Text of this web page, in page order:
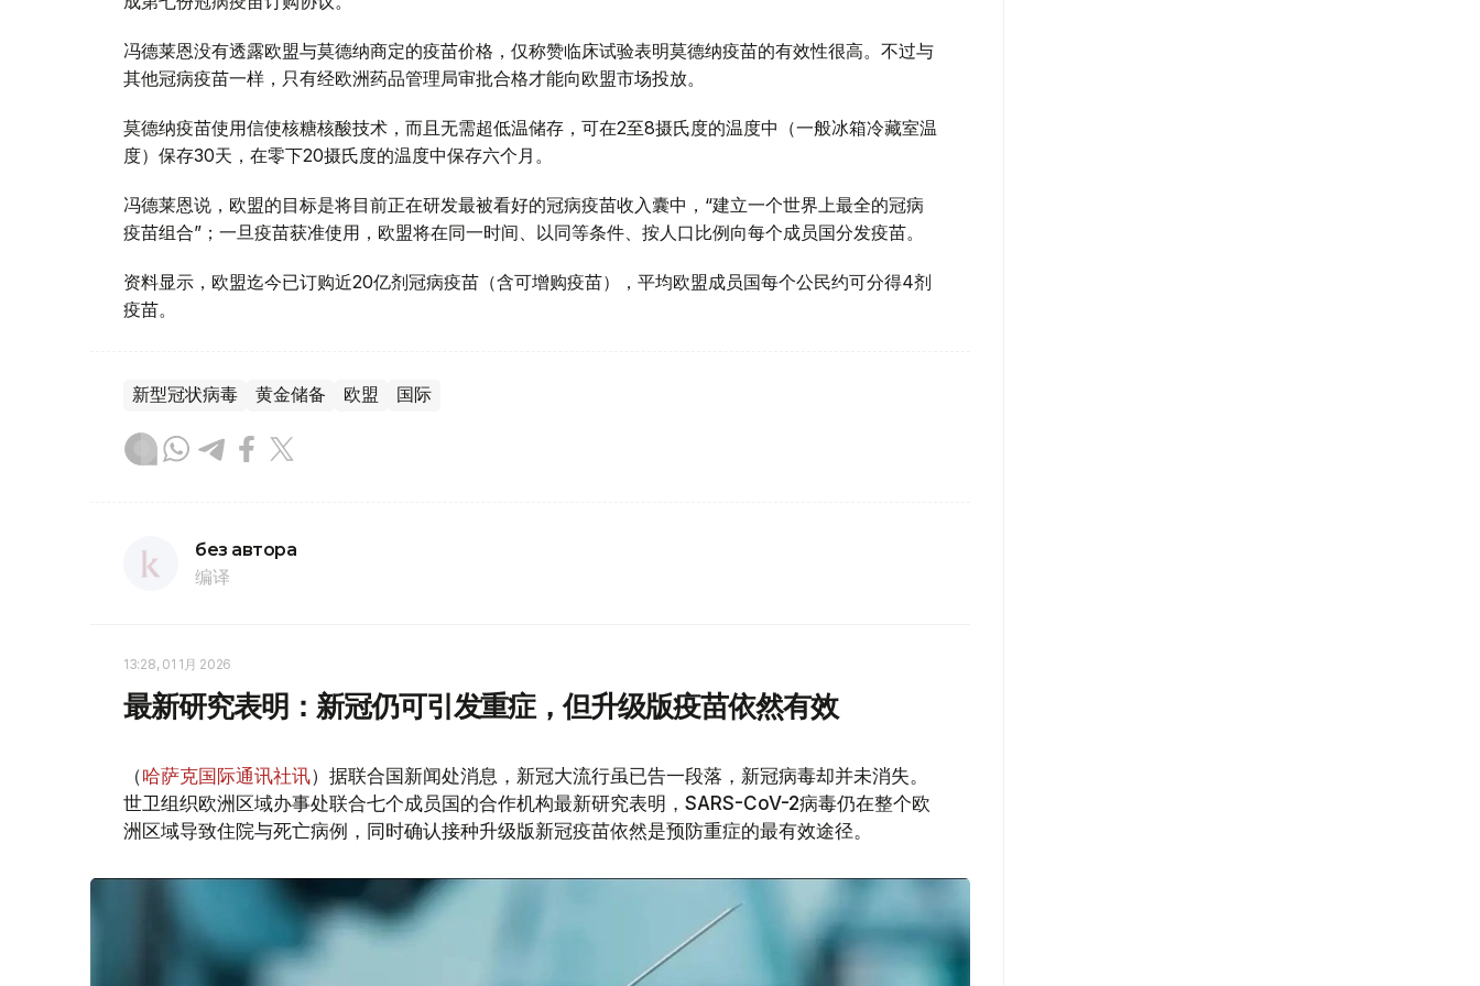
冯德莱恩没有透露欧盟与莫德纳商定的疫苗价格，仅称赞临床试验表明莫德纳疫苗的有效性很高。不过与
其他冠病疫苗一样，只有经欧洲药品管理局审批合格才能向欧盟市场投放。
莫德纳疫苗使用信使核糖核酸技术，而且无需超低温储存，可在2至8摄氏度的温度中（一般冰箱冷藏室温
度）保存30天，在零下20摄氏度的温度中保存六个月。
冯德莱恩说，欧盟的目标是将目前正在研发最被看好的冠病疫苗收入囊中，“建立一个世界上最全的冠病
疫苗组合”；一旦疫苗获准使用，欧盟将在同一时间、以同等条件、按人口比例向每个成员国分发疫苗。
资料显示，欧盟迄今已订购近20亿剂冠病疫苗（含可增购疫苗），平均欧盟成员国每个公民约可分得4剂
疫苗。
新型冠状病毒 黄金储备 欧盟 国际
без автора
编译
13:28, 01 1月 2026
最新研究表明：新冠仍可引发重症，但升级版疫苗依然有效
（哈萨克国际通讯社讯）据联合国新闻处消息，新冠大流行虽已告一段落，新冠病毒却并未消失。
世卫组织欧洲区域办事处联合七个成员国的合作机构最新研究表明，SARS-CoV-2病毒仍在整个欧
洲区域导致住院与死亡病例，同时确认接种升级版新冠疫苗依然是预防重症的最有效途径。